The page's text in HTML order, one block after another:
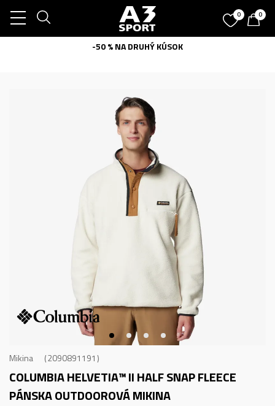
0 0
-50 % NA DRUHÝ KÚSOK
Mikina 2090891191
COLUMBIA HELVETIA™ II HALF SNAP FLEECE
PÁNSKA OUTDOOROVÁ MIKINA